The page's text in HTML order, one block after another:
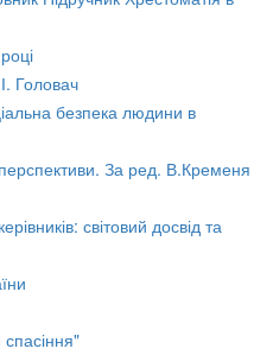
Головач
безпека людини в
перспективи. За ред. В.Кременя
світовий досвід та